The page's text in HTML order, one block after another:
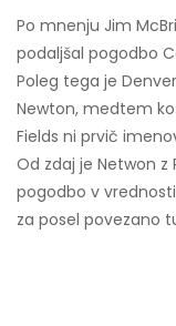
Po mnenju Jim
podaljšal pogodbo
Poleg tega je
Newton, medtem
Fields ni prvič
Od zdaj je Netwon
pogodbo v
za posel povezano